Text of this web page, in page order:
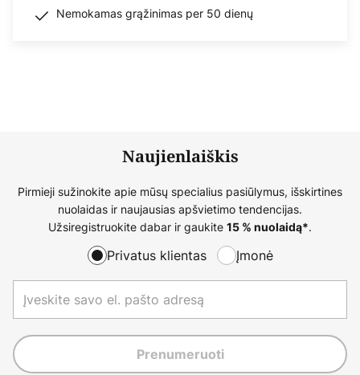
Nemokamas grąžinimas per 50 dienų
Naujienlaiškis
Pirmieji sužinokite apie mūsų specialius pasiūlymus, išskirtines
nuolaidas ir naujausias apšvietimo tendencijas.
Užsiregistruokite dabar ir gaukite 15 % nuolaidą*.
Privatus klientas Įmonė
Prenumeruoti